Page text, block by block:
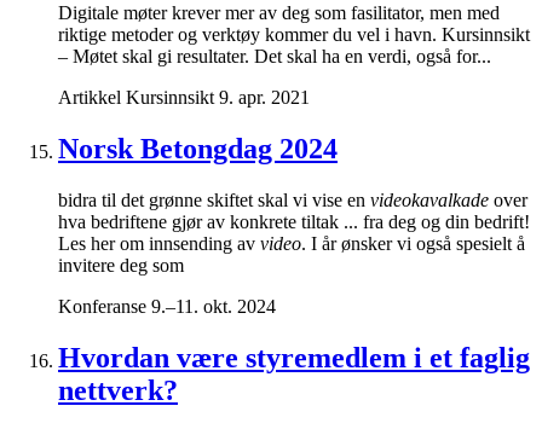
Digitale møter krever mer av deg som fasilitator, men med
riktige metoder og verktøy kommer du vel i havn. Kursinnsikt
– Møtet skal gi resultater. Det skal ha en verdi, også for...
Artikkel Kursinnsikt 9. apr. 2021
Norsk Betongdag 2024
bidra til det grønne skiftet skal vi vise en videokavalkade over
hva bedriftene gjør av konkrete tiltak ... fra deg og din bedrift!
Les her om innsending av video. I år ønsker vi også spesielt å
invitere deg som
Konferanse 9.–11. okt. 2024
Hvordan være styremedlem i et faglig
nettverk?